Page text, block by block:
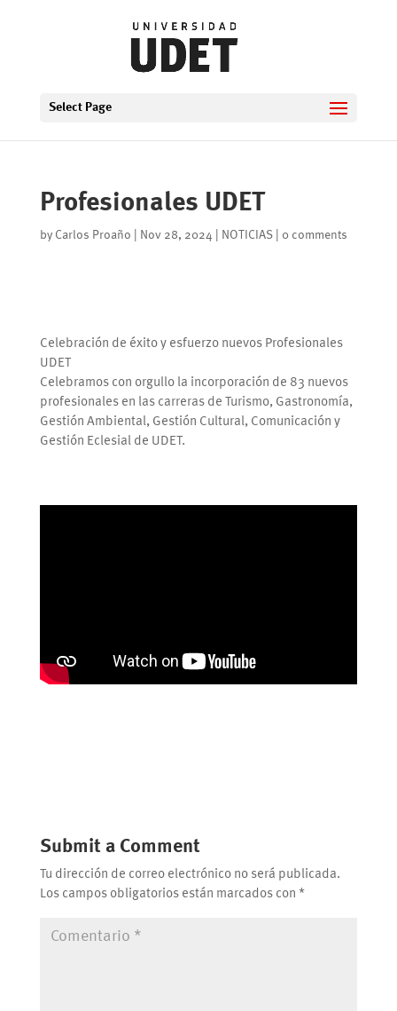
Select Page
Profesionales UDET
by Carlos Proaño Nov 28, 2024 NOTICIAS| 0 comments
Celebración de éxito y esfuerzo nuevos Profesionales
UDET
Celebramos con orgullo la incorporación de 83 nuevos
profesionales en las carreras de Turismo, Gastronomía,
Gestión Ambiental, Gestión Cultural, Comunicación y
Gestión Eclesial de UDET.
Submit a Comment
Tu dirección de correo electrónico no será publicada.
Los campos obligatorios están marcados con *